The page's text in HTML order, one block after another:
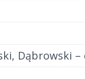
Dąbrowski –